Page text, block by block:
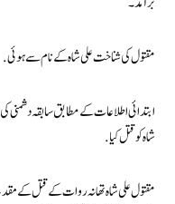
مقتول کی شناخت علی شاہ کے نام سے ہوئی.
ابتدائی اطلاعات کے مطابق سابقہ دشمنی
شاہ کو قتل کیا.